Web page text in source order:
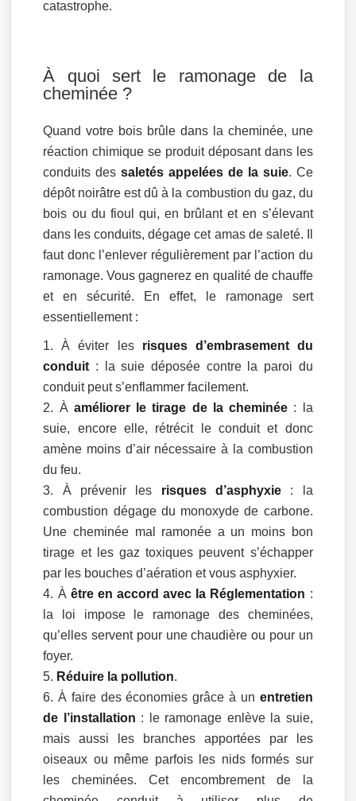
catastrophe.
À quoi sert le ramonage de la
cheminée ?
Quand votre bois brûle dans la cheminée, une
réaction chimique se produit déposant dans les
conduits dessaletés appelées de la suie. Ce
dépôt noirâtre est dû à la combustion du gaz, du
bois ou du fioul qui, en brûlant et en s’élevant
dans les conduits, dégage cet amas de saleté. Il
faut donc l’enlever régulièrement par l’action du
ramonage. Vous gagnerez en qualité de chauffe
et en sécurité. En effet, le ramonage sert
essentiellement :
À éviter les risques d’embrasement du
conduit : la suie déposée contre la paroi du
conduit peut s’enflammer facilement.
À améliorer le tirage de la cheminée : la
suie, encore elle, rétrécit le conduit et donc
amène moins d’air nécessaire à la combustion
du feu.
À prévenir les risques d’asphyxie: la
combustion dégage du monoxyde de carbone.
Une cheminée mal ramonée a un moins bon
tirage et les gaz toxiques peuvent s’échapper
par les bouches d’aération et vous asphyxier.
À être en accord avec la Réglementation :
la loi impose le ramonage des cheminées,
qu’elles servent pour une chaudière ou pour un
foyer.
Réduire la pollution.
À faire des économies grâce à un entretien
de l’installation : le ramonage enlève la suie,
mais aussi les branches apportées par les
oiseaux ou même parfois les nids formés sur
les cheminées. Cet encombrement de la